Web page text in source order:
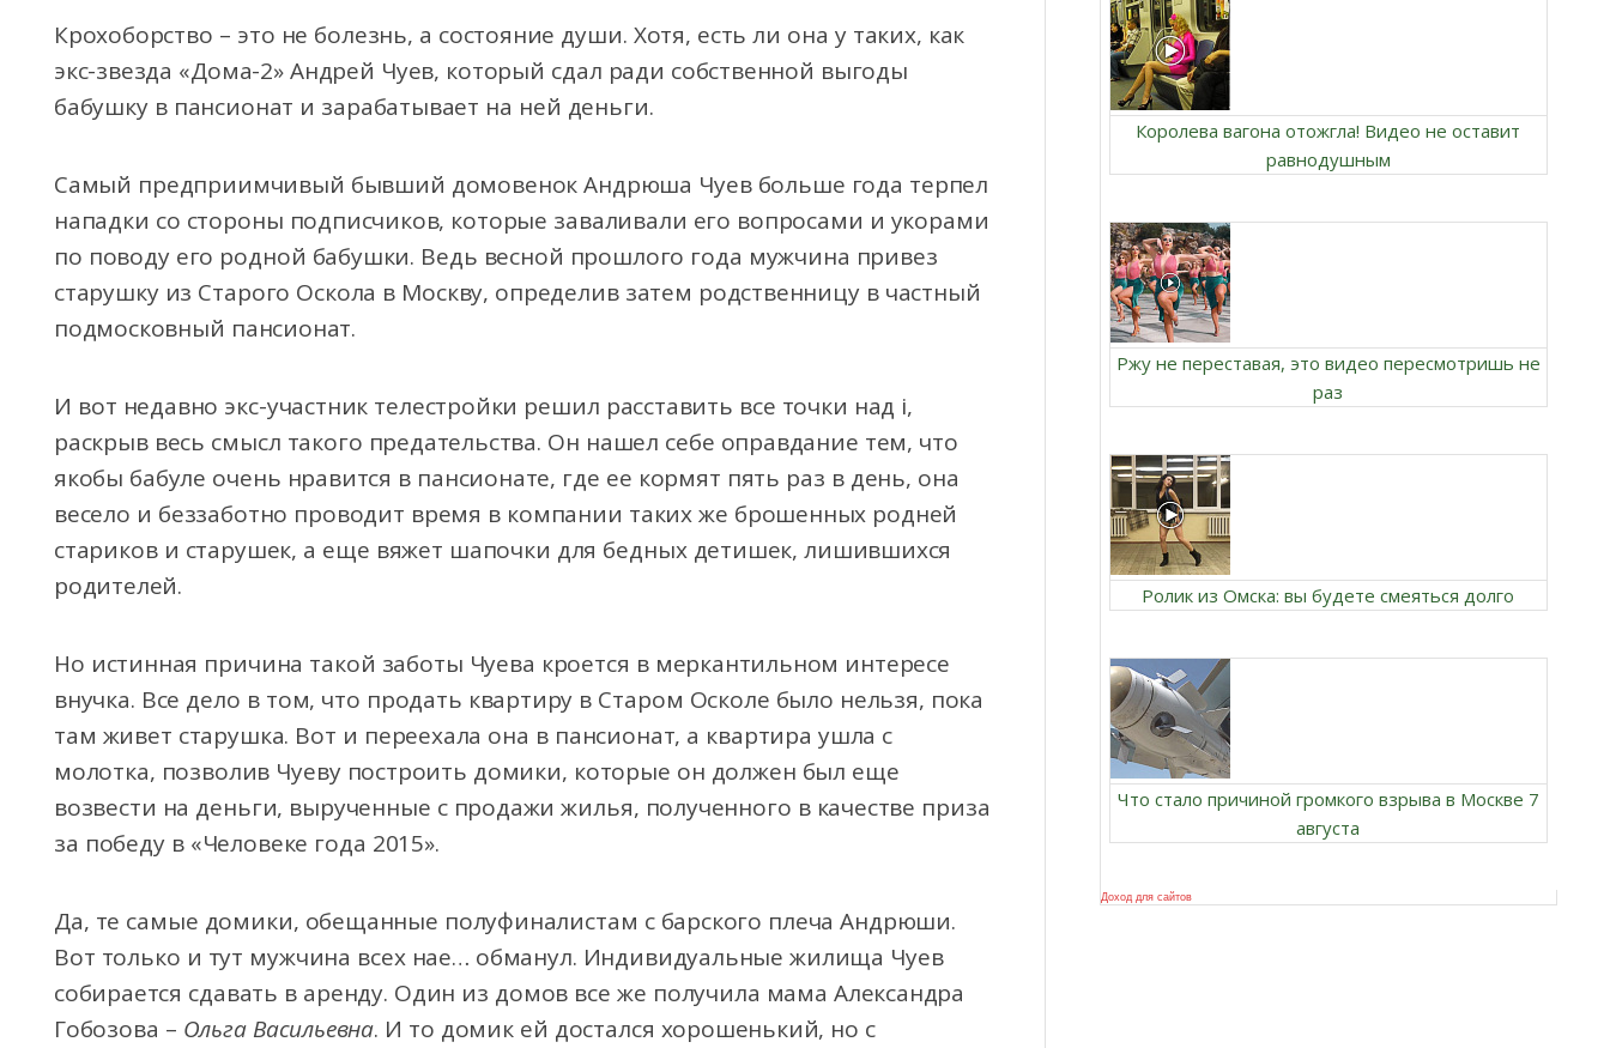
Крохоборство – это не болезнь, а состояние души. Хотя, есть ли она у таких, как
экс-звезда «Дома-2» Андрей Чуев, который сдал ради собственной выгоды
бабушку в пансионат и зарабатывает на ней деньги.
Самый предприимчивый бывший домовенок Андрюша Чуев больше года терпел
нападки со стороны подписчиков, которые заваливали его вопросами и укорами
по поводу его родной бабушки. Ведь весной прошлого года мужчина привез
старушку из Старого Оскола в Москву, определив затем родственницу в частный
подмосковный пансионат.
И вот недавно экс-участник телестройки решил расставить все точки над i,
раскрыв весь смысл такого предательства. Он нашел себе оправдание тем, что
якобы бабуле очень нравится в пансионате, где ее кормят пять раз в день, она
весело и беззаботно проводит время в компании таких же брошенных родней
стариков и старушек, а еще вяжет шапочки для бедных детишек, лишившихся
родителей.
Но истинная причина такой заботы Чуева кроется в меркантильном интересе
внучка. Все дело в том, что продать квартиру в Старом Осколе было нельзя, пока
там живет старушка. Вот и переехала она в пансионат, а квартира ушла с
молотка, позволив Чуеву построить домики, которые он должен был еще
возвести на деньги, вырученные с продажи жилья, полученного в качестве приза
за победу в «Человеке года 2015».
Да, те самые домики, обещанные полуфиналистам с барского плеча Андрюши.
Вот только и тут мужчина всех нае… обманул. Индивидуальные жилища Чуев
собирается сдавать в аренду. Один из домов все же получила мама Александра
Гобозова – Ольга Васильевна. И то домик ей достался хорошенький, но с
Королева вагона отожгла! Видео не оставит
равнодушным
Ржу не переставая, это видео пересмотришь не
раз
Ролик из Омска: вы будете смеяться долго
Что стало причиной громкого взрыва в Москве 7
августа
Доход для сайтов